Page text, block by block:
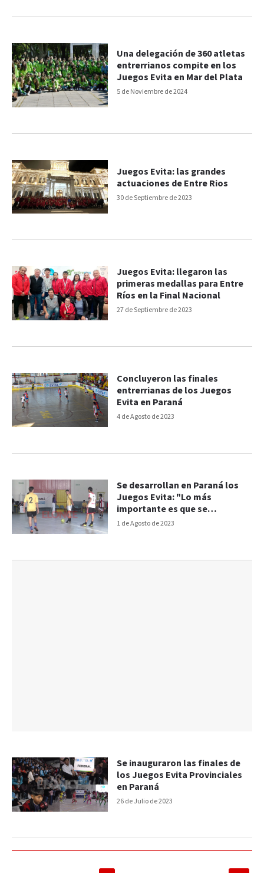
5 de Noviembre de 2024
Una delegación de 360 atletas
entrerrianos compite en los
Juegos Evita en Mar del Plata
30 de Septiembre de 2023
Juegos Evita: las grandes
actuaciones de Entre Rios
27 de Septiembre de 2023
Juegos Evita: llegaron las
primeras medallas para Entre
Ríos en la Final Nacional
4 de Agosto de 2023
Concluyeron las finales
entrerrianas de los Juegos
Evita en Paraná
1 de Agosto de 2023
Se desarrollan en Paraná los
Juegos Evita: "Lo más
importante es que se
diviertan"
26 de Julio de 2023
Se inauguraron las finales de
los Juegos Evita Provinciales
en Paraná